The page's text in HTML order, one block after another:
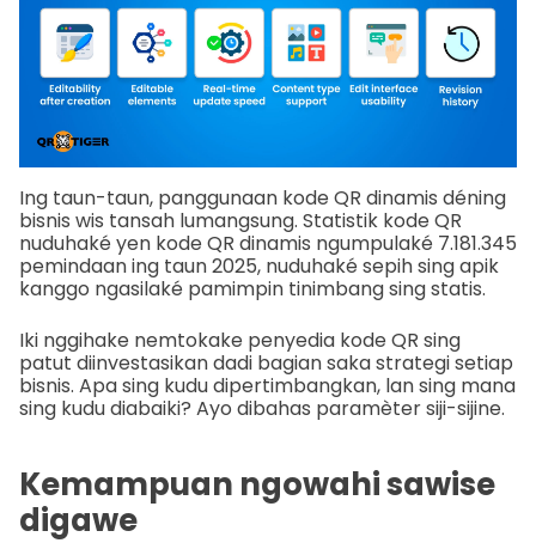
Ing taun-taun, panggunaan kode QR dinamis déning
bisnis wis tansah lumangsung. Statistik kode QR
nuduhaké yen kode QR dinamis ngumpulaké 7.181.345
pemindaan ing taun 2025, nuduhaké sepih sing apik
kanggo ngasilaké pamimpin tinimbang sing statis.
Iki nggihake nemtokake penyedia kode QR sing
patut diinvestasikan dadi bagian saka strategi setiap
bisnis. Apa sing kudu dipertimbangkan, lan sing mana
sing kudu diabaiki? Ayo dibahas paramèter siji-sijine.
Kemampuan ngowahi sawise
digawe